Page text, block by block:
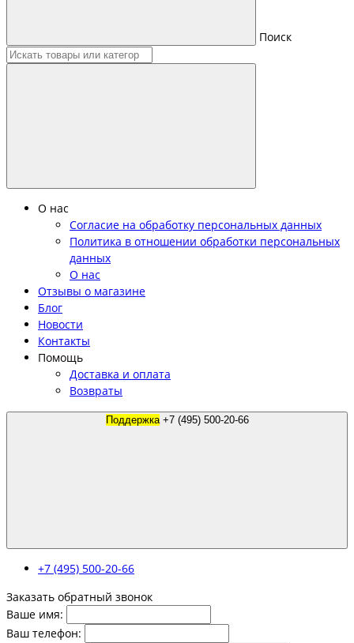
Поиск
О нас
Согласие на обработку персональных данных
Политика в отношении обработки персональных
данных
О нас
Отзывы о магазине
Блог
Новости
Контакты
Помощь
Доставка и оплата
Возвраты
Поддержка +7 (495) 500-20-66
+7 (495) 500-20-66
Заказать обратный звонок
Ваше имя:
Ваш телефон: